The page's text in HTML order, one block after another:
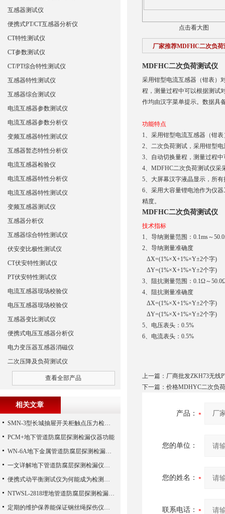
点击看大图
厂家推荐MDFHC二次负荷
MDFHC二次负荷测试仪
采用钳型电流互感器（钳表）
程，测量过程中可以根据测试
作均由汉字菜单提示。数据具
功能特点
1、采用钳型电流互感器（钳
2、二次负荷测试，采用钳型
3、自动切换量程，测量过程
4、 MDFHC二次负荷测试仪采
5、大屏幕汉字液晶显示，所
6、采用大容量锂电池作为仪
精度。
MDFHC二次负荷测试仪
技术指标
1、导纳测量范围：0.1ms～
2、导纳测量准确度
ΔX=(1%×X+1%×Y±2个字)
ΔY=(1%×X+1%×Y±2个字)
3、阻抗测量范围：0.1Ω～
4、阻抗测量准确度
ΔX=(1%×X+1%×Y±2个字)
ΔY=(1%×X+1%×Y±2个字)
5、电压表头：0.5%
6、电流表头：0.5%
上一篇： 厂商批发ZKH73无线
下一篇： 价格MDHYC二次负
产品：
您的单位：
您的姓名：
联系电话：
互感器测试仪
便携式PT/CT互感器分析仪
CT特性测试仪
CT参数测试仪
CT/PT综合特性测试仪
互感器特性测试仪
互感器综合测试仪
电流互感器参数测试仪
电流互感器参数分析仪
变频互感器特性测试仪
互感器暂态特性分析仪
电流互感器检验仪
电流互感器特性分析仪
电流互感器特性测试仪
变频互感器测试仪
互感器分析仪
互感器综合特性测试仪
伏安变比极性测试仪
CT伏安特性测试仪
PT伏安特性测试仪
电流互感器现场校验仪
电压互感器现场校验仪
互感器变比测试仪
便携式电压互感器分析仪
电力变压器互感器消磁仪
二次压降及负荷测试仪
查看全部产品
相关文章
SMN-3型长城抽屉开关柜触点压力检测仪技术参数
PCM+地下管道防腐层探测检漏仪器功能
WN-6A地下金属管道防腐层探测检漏仪的一些原理方法体验检查报告
一文详解地下管道防腐层探测检漏仪的定位原理和检测方法
便携式动平衡测试仪为何能成为检测动平衡的工具
NTWSL-2818埋地管道防腐层探测检漏仪_地下金属管道防腐层检漏仪
定期的维护保养能保证钢丝绳探伤仪检测的准确性